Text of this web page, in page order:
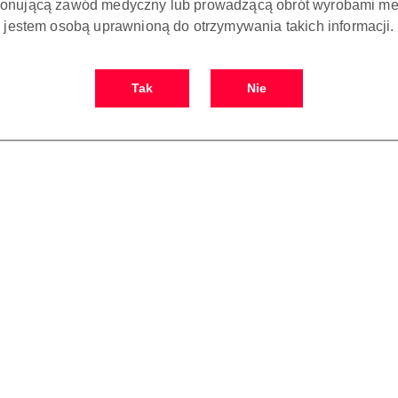
zawód medyczny lub prowadzącą obrót wyrobami
jestem osobą uprawnioną do otrzymywania takich informacji.
Tak Nie